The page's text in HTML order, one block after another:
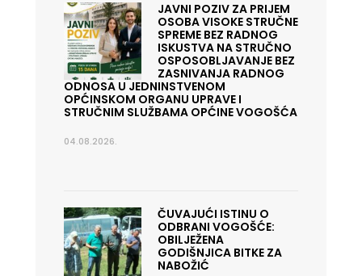
JAVNI POZIV ZA PRIJEM
OSOBA VISOKE STRUČNE
SPREME BEZ RADNOG
ISKUSTVA NA STRUČNO
OSPOSOBLJAVANJE BEZ
ZASNIVANJA RADNOG
ODNOSA U JEDNINSTVENOM
OPĆINSKOM ORGANU UPRAVE I
STRUČNIM SLUŽBAMA OPĆINE VOGOŠĆA
04.08.2026.
ČUVAJUĆI ISTINU O
ODBRANI VOGOŠĆE:
OBILJEŽENA
GODIŠNJICA BITKE ZA
NABOŽIĆ